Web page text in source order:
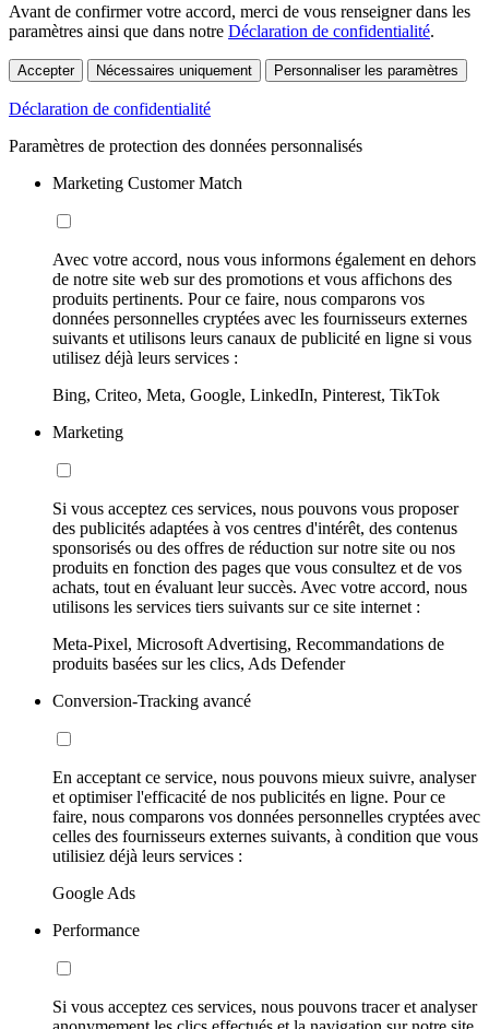
Avant de confirmer votre accord, merci de vous renseigner dans les
paramètres ainsi que dans notre Déclaration de confidentialité.
Accepter Nécessaires uniquement Personnaliser les paramètres
Déclaration de confidentialité
Paramètres de protection des données personnalisés
Marketing Customer Match
Avec votre accord, nous vous informons également en dehors
de notre site web sur des promotions et vous affichons des
produits pertinents. Pour ce faire, nous comparons vos
données personnelles cryptées avec les fournisseurs externes
suivants et utilisons leurs canaux de publicité en ligne si vous
utilisez déjà leurs services :
Bing, Criteo, Meta, Google, LinkedIn, Pinterest, TikTok
Marketing
Si vous acceptez ces services, nous pouvons vous proposer
des publicités adaptées à vos centres d'intérêt, des contenus
sponsorisés ou des offres de réduction sur notre site ou nos
produits en fonction des pages que vous consultez et de vos
achats, tout en évaluant leur succès. Avec votre accord, nous
utilisons les services tiers suivants sur ce site internet :
Meta-Pixel, Microsoft Advertising, Recommandations de
produits basées sur les clics, Ads Defender
Conversion-Tracking avancé
En acceptant ce service, nous pouvons mieux suivre, analyser
et optimiser l'efficacité de nos publicités en ligne. Pour ce
faire, nous comparons vos données personnelles cryptées avec
celles des fournisseurs externes suivants, à condition que vous
utilisiez déjà leurs services :
Google Ads
Performance
Si vous acceptez ces services, nous pouvons tracer et analyser